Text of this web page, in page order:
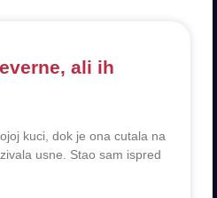
ali ih
kuci, dok je ona cutala na
usne. Stao sam ispred